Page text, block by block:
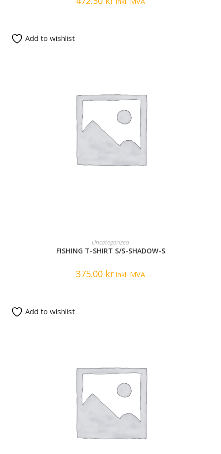
READ MORE
Uncategorized
FISHING T-SHIRT S/S-SHADOW-S
375.00 kr inkl. MVA
Add to wishlist
Add to wishlist